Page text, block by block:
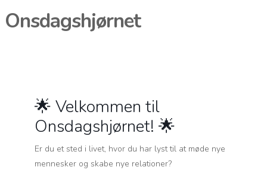
Onsdagshjørnet
🌟 Velkommen til
Onsdagshjørnet! 🌟
Er du et sted i livet, hvor du har lyst til at møde nye
mennesker og skabe nye relationer?